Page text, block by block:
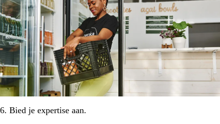
6. Bied je expertise aan.